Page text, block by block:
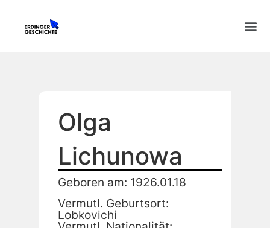
Olga
Lichunowa
Geboren am: 1926.01.18
Vermutl. Geburtsort:
Lobkovichi